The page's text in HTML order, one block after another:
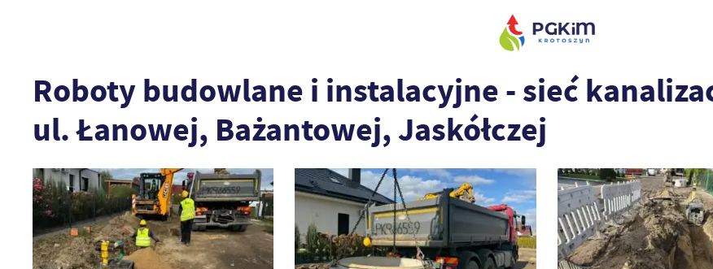
Roboty budowlane i instalacyjne - sieć
ul. Łanowej, Bażantowej, Jaskółczej